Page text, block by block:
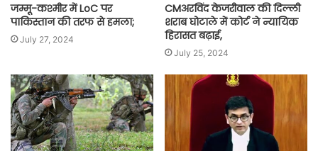
जम्मू-कश्मीर में LoC पर
पाकिस्तान की तरफ से हमला;
July 27, 2024
CMअरविंद केजरीवाल की दिल्ली
शराब घोटाले में कोर्ट ने न्यायिक
हिरासत बढ़ाई,
July 25, 2024